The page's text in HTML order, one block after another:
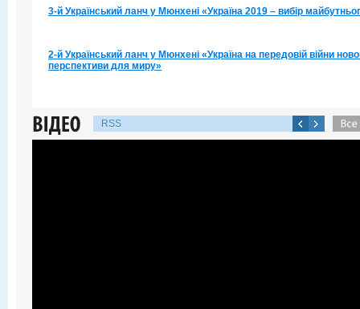
3-й Український ланч у Мюнхені «Україна 2019 – вибір
2-й Український ланч у Мюнхені «Україна на передовій війни
перспективи для миру»
RSS